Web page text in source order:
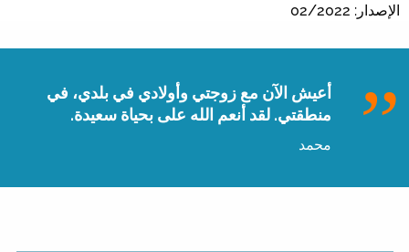
الإصدار: 02/2022
أعيش الآن مع زوجتي وأولادي في بلدي، في
منطقتي. لقد أنعم الله على بحياة سعيدة.
محمد